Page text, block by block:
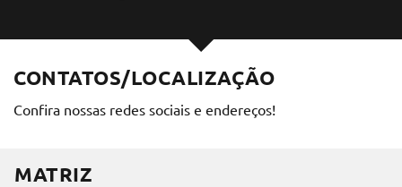
CONTATOS/LOCALIZAÇÃO
Confira nossas redes sociais e endereços!
MATRIZ